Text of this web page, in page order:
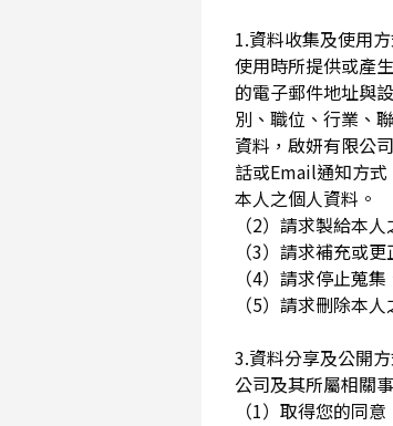
1.資料收集及使用
使用時所提供或產
的電子郵件地址與
別、職位、行業、
資料，啟妍有限公
話或Email通知方
本人之個人資料。
（2）請求製給本
（3）請求補充或
（4）請求停止蒐
（5）請求刪除本
3.資料分享及公開
公司及其所屬相關
（1）取得您的同意